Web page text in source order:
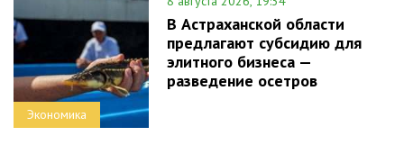
Экономика
В Астраханской области
предлагают субсидию для
элитного бизнеса —
разведение осетров